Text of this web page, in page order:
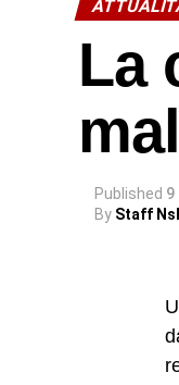
La
Published 9
By Staff